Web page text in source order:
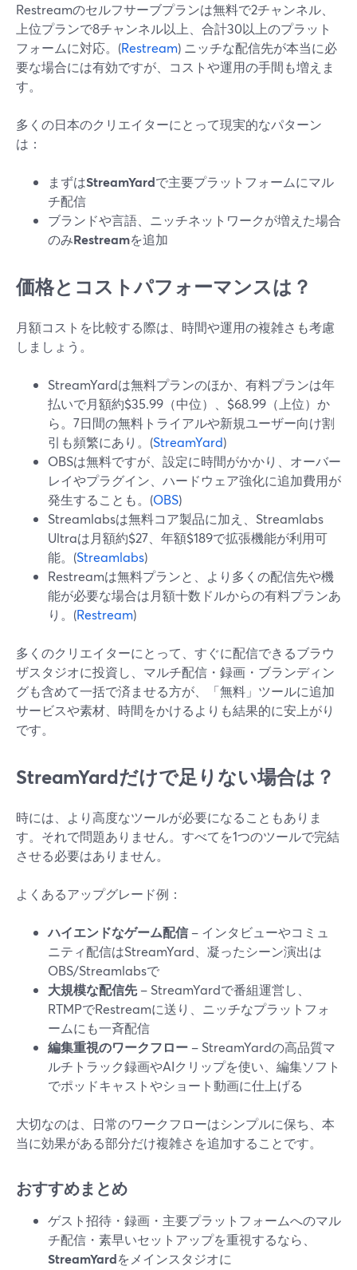
Restreamのセルフサーブプランは無料で2チャンネル、
上位プランで8チャンネル以上、合計30以上のプラット
フォームに対応。(Restream) ニッチな配信先が本当に必
要な場合には有効ですが、コストや運用の手間も増えま
す。
多くの日本のクリエイターにとって現実的なパターン
は：
まずはStreamYardで主要プラットフォームにマル
チ配信
ブランドや言語、ニッチネットワークが増えた場合
のみRestreamを追加
価格とコストパフォーマンスは？
月額コストを比較する際は、時間や運用の複雑さも考慮
しましょう。
StreamYardは無料プランのほか、有料プランは年
払いで月額約$35.99（中位）、$68.99（上位）か
ら。7日間の無料トライアルや新規ユーザー向け割
引も頻繁にあり。(StreamYard)
OBSは無料ですが、設定に時間がかかり、オーバー
レイやプラグイン、ハードウェア強化に追加費用が
発生することも。(OBS)
Streamlabsは無料コア製品に加え、Streamlabs
Ultraは月額約$27、年額$189で拡張機能が利用可
能。(Streamlabs)
Restreamは無料プランと、より多くの配信先や機
能が必要な場合は月額十数ドルからの有料プランあ
り。(Restream)
多くのクリエイターにとって、すぐに配信できるブラウ
ザスタジオに投資し、マルチ配信・録画・ブランディン
グも含めて一括で済ませる方が、「無料」ツールに追加
サービスや素材、時間をかけるよりも結果的に安上がり
です。
StreamYardだけで足りない場合は？
時には、より高度なツールが必要になることもありま
す。それで問題ありません。すべてを1つのツールで完結
させる必要はありません。
よくあるアップグレード例：
ハイエンドなゲーム配信 – インタビューやコミュ
ニティ配信はStreamYard、凝ったシーン演出は
OBS/Streamlabsで
大規模な配信先– StreamYardで番組運営し、
RTMPでRestreamに送り、ニッチなプラットフォ
ームにも一斉配信
編集重視のワークフロー – StreamYardの高品質マ
ルチトラック録画やAIクリップを使い、編集ソフト
でポッドキャストやショート動画に仕上げる
大切なのは、日常のワークフローはシンプルに保ち、本
当に効果がある部分だけ複雑さを追加することです。
おすすめまとめ
ゲスト招待・録画・主要プラットフォームへのマル
チ配信・素早いセットアップを重視するなら、
StreamYardをメインスタジオに